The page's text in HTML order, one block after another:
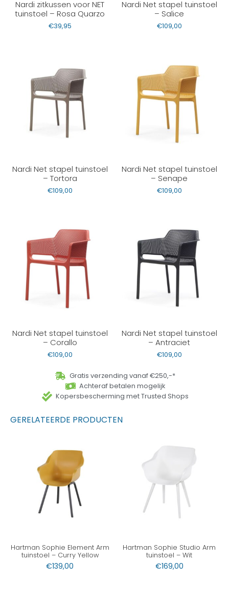
Nardi zitkussen voor NET
tuinstoel – Rosa Quarzo
€39,95
Nardi Net stapel tuinstoel
– Salice
€109,00
Nardi Net stapel tuinstoel
– Tortora
€109,00
Nardi Net stapel tuinstoel
– Senape
€109,00
Nardi Net stapel tuinstoel
– Corallo
€109,00
Nardi Net stapel tuinstoel
– Antraciet
€109,00
Gratis verzending vanaf €250,-*
Achteraf betalen mogelijk
Kopersbescherming met Trusted Shops
GERELATEERDE PRODUCTEN
Hartman Sophie Element Arm
tuinstoel – Curry Yellow
€139,00
Hartman Sophie Studio Arm
tuinstoel – Wit
€169,00